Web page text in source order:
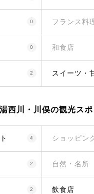
0 フランス料
0 和食店
2 スイーツ・
西川・川俣の観光ス
4 ショッピン
2 自然・名所
2 飲食店